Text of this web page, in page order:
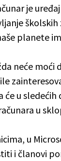
je
planete
neće moći
u
u
u
i članovi